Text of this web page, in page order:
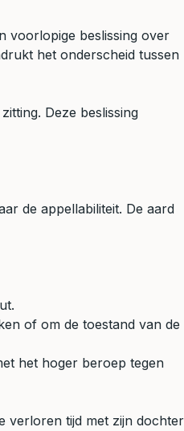
voorlopige beslissing over
het onderscheid tussen
Deze beslissing
de appellabiliteit. De aard
of om de toestand van de
het hoger beroep tegen
verloren tijd met zijn dochter